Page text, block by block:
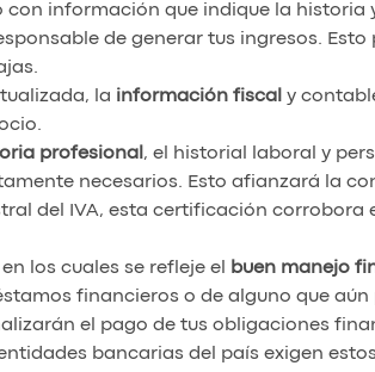
con información que indique la historia
de generar tus ingresos.
la información fiscal y
profesional , el historial laboral y
necesarios. Esto afianzará la
del IVA, esta certificación corrobora
los cuales se refleje el
buen manejo
financieros o de alguno que
el pago de tus obligaciones
bancarias del país exigen